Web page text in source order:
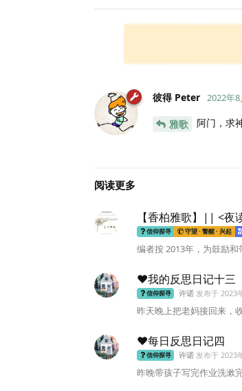
彼得 Peter 2022年8
雅歌 阿门，求
阅读更多
【香柏雅歌】|| <
信仰探寻 守望 · 警醒 · 兴起
编者按 2013年，为鼓励
♥️我的反思日记十三
信仰探寻 许诺 发布于2023
昨天晚上把老妈接回来，
❤️每日反思日记四
信仰探寻 许诺 发布于2023
昨晚带孩子写完作业洗漱